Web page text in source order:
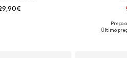
Tamanhos
Preço
Último